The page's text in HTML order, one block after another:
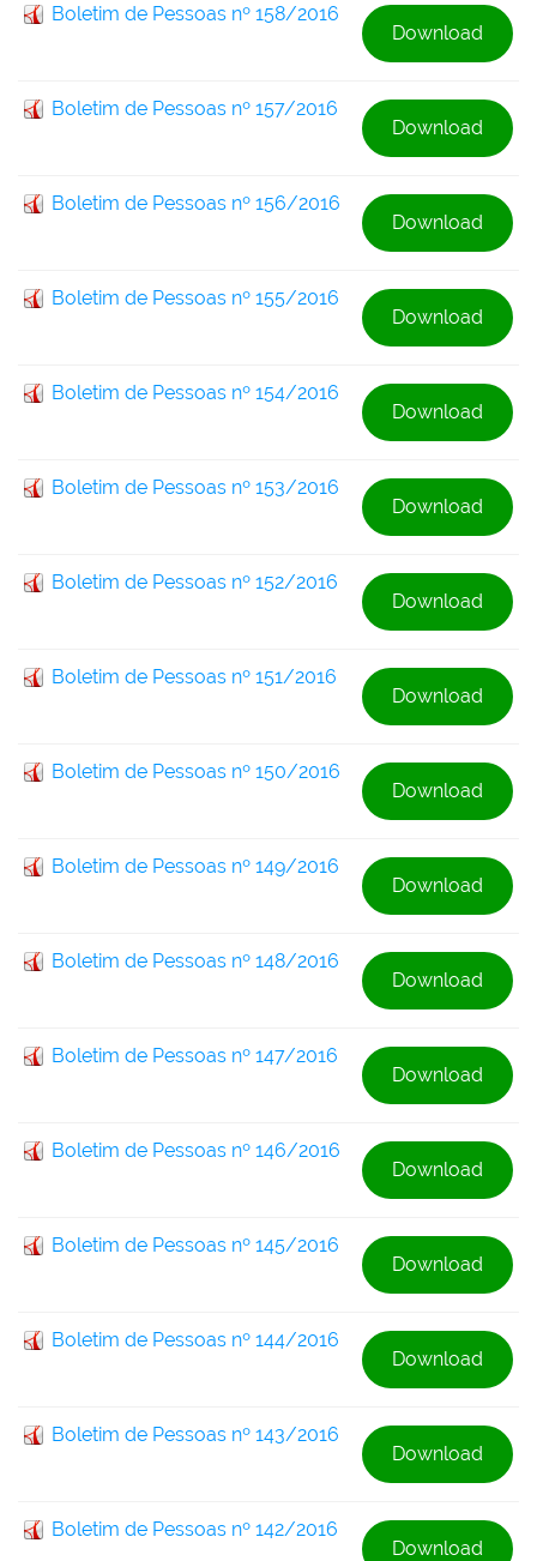
Boletim de Pessoas nº 158/2016
Download
Boletim de Pessoas nº 157/2016
Download
Boletim de Pessoas nº 156/2016
Download
Boletim de Pessoas nº 155/2016
Download
Boletim de Pessoas nº 154/2016
Download
Boletim de Pessoas nº 153/2016
Download
Boletim de Pessoas nº 152/2016
Download
Boletim de Pessoas nº 151/2016
Download
Boletim de Pessoas nº 150/2016
Download
Boletim de Pessoas nº 149/2016
Download
Boletim de Pessoas nº 148/2016
Download
Boletim de Pessoas nº 147/2016
Download
Boletim de Pessoas nº 146/2016
Download
Boletim de Pessoas nº 145/2016
Download
Boletim de Pessoas nº 144/2016
Download
Boletim de Pessoas nº 143/2016
Download
Boletim de Pessoas nº 142/2016
Download